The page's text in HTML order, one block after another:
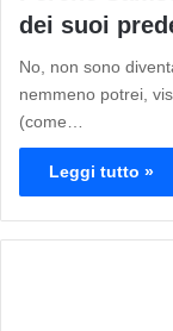
dei suoi
No, non sono
nemmeno potrei,
(come…
Leggi tutto »